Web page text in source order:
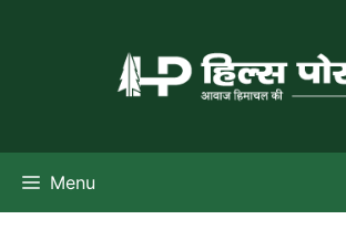
Menu